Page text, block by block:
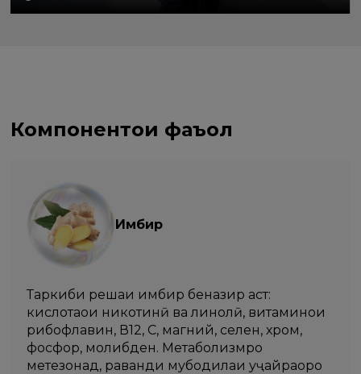
Компонентҳои фаъол
Имбир
Таркиби решаи имбир беназир аст:
кислотаҳои никотинӣ ва линолӣ, витаминҳои
рибофлавин, В12, С, магний, селен, хром,
фосфор, молибден. Метаболизмро
метезонад, раванди мубодилаи ҳуҷайраҳоро